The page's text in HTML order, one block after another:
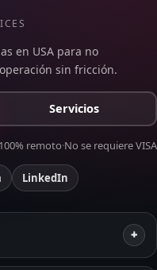
en USA para no
sin fricción.
Servicios
remoto·No se requiere VISA
LinkedIn